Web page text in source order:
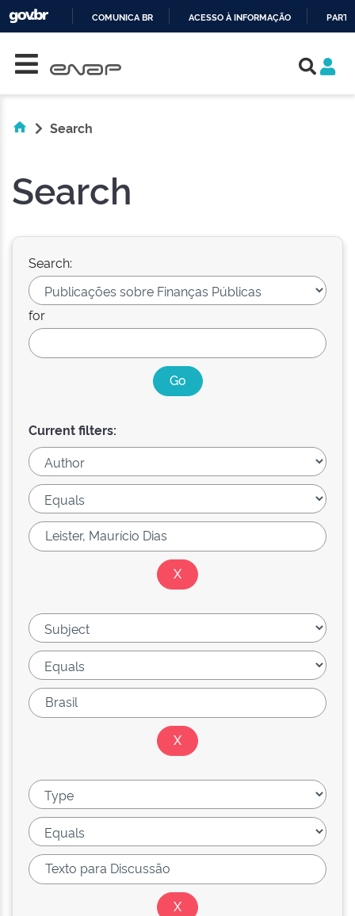
COMUNICA BR ACESSO À INFORMAÇÃO
Search
Search
Search:
for
Current filters: